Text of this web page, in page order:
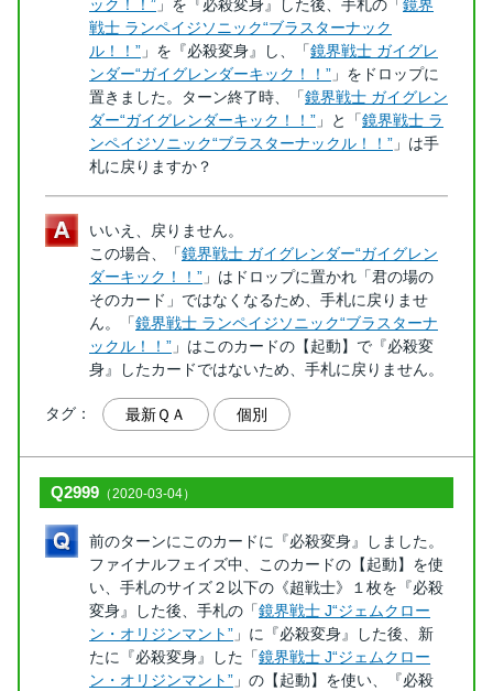
ック！！” 」を『必殺変身』した後、手札の「 鏡界
戦士 ランペイジソニック“ブラスターナック
ル！！” 」を『必殺変身』し、「鏡界戦士 ガイグレ
ンダー“ガイグレンダーキック！！” 」をドロップに
置きました。ターン終了時、「鏡界戦士 ガイグレン
ダー“ガイグレンダーキック！！” 」と「鏡界戦士 ラ
ンペイジソニック“ブラスターナックル！！” 」は手
札に戻りますか？
いいえ、戻りません。
この場合、「鏡界戦士 ガイグレンダー“ガイグレン
ダーキック！！” 」はドロップに置かれ「君の場の
そのカード」ではなくなるため、手札に戻りませ
ん。「鏡界戦士 ランペイジソニック“ブラスターナ
ックル！！” 」はこのカードの【起動】で『必殺変
身』したカードではないため、手札に戻りません。
タグ： 最新ＱＡ 個別
Q2999 （2020-03-04）
前のターンにこのカードに『必殺変身』しました。
ファイナルフェイズ中、このカードの【起動】を使
い、手札のサイズ２以下の《超戦士》１枚を『必殺
変身』した後、手札の「鏡界戦士 J“ジェムクロー
ン・オリジンマント” 」に『必殺変身』した後、新
たに『必殺変身』した「鏡界戦士 J“ジェムクロー
ン・オリジンマント” 」の【起動】を使い、『必殺